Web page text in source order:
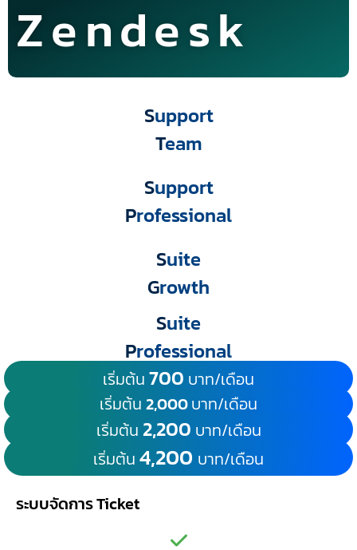
Zendesk
Support
Team
Support
Professional
Suite
Growth
Suite
Professional
เริ่มต้น 700 บาท/เดือน
เริ่มต้น 2,000บาท/เดือน
เริ่มต้น 2,200 บาท/เดือน
เริ่มต้น 4,200 บาท/เดือน
ระบบจัดการ Ticket